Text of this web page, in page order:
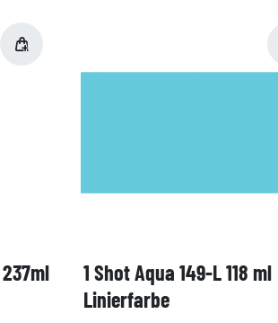
1 Shot Aqua 149-L 118 ml
Linierfarbe